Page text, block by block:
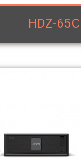
HDZ-65C